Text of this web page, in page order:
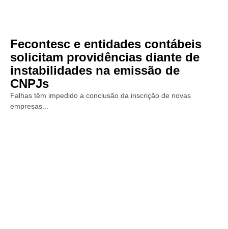
Fecontesc e entidades contábeis
solicitam providências diante de
instabilidades na emissão de
CNPJs
Falhas têm impedido a conclusão da inscrição de novas
empresas...